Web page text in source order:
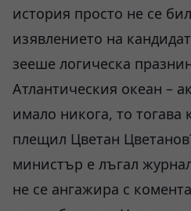
история просто не се
изявлението на
зееше логическа
Атлантическия океан –
имало никога, то
плещил Цветан
министър е лъгал
не се ангажира с